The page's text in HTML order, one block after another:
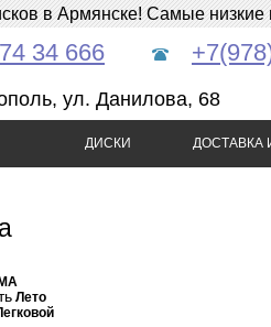
в Армянске! Самые низкие
34 666
ул. Данилова, 68
ДИСКИ ДОСТАВКА
Лето